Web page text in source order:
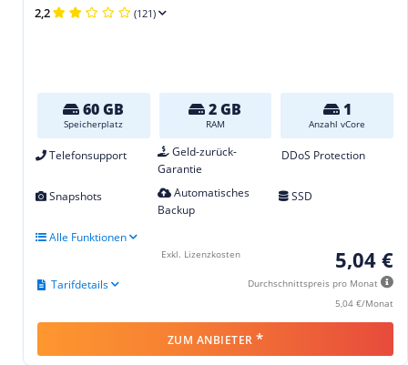
2,2 (121)
60 GB
Speicherplatz
2 GB
RAM
1
Anzahl vCore
Telefonsupport
Geld-zurück-
Garantie
DDoS Protection
Snapshots
Automatisches
Backup
SSD
Alle Funktionen
5,04 €
Durchschnittspreis pro Monat
5,04 €/Monat
Tarifdetails
Exkl. Lizenzkosten
ZUM ANBIETER *